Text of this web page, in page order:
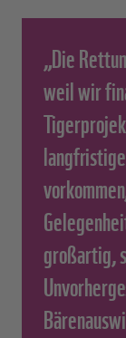
„Die
weil wir
großartig,